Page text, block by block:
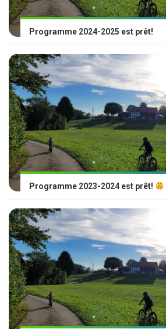
Programme 2024-2025 est prêt!
Programme 2023-2024 est prêt!